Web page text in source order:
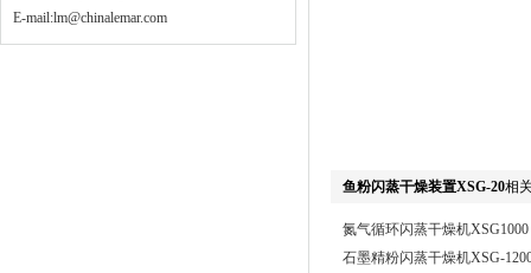
E-mail:lm@chinalemar.com
鱼粉闪蒸干燥装置XSG-20相
氮气循环闪蒸干燥机XSG1000
石墨精粉闪蒸干燥机XSG-